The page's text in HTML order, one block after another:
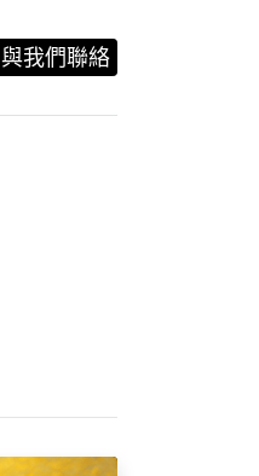
與我們聯絡